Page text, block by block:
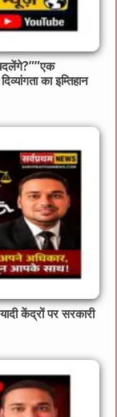
का इम्तिहान
केंद्रों पर सरकारी